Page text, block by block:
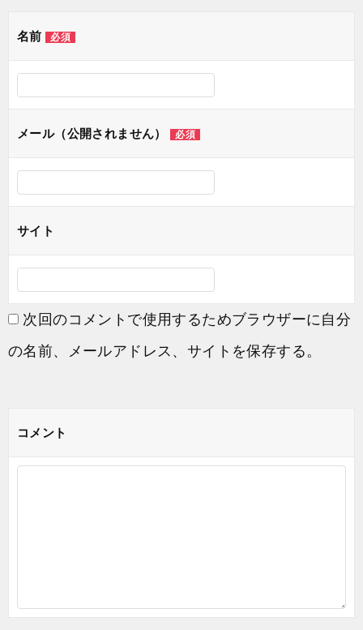
ー
ョ
名前 必須
メール（公開されません） 必須
サイト
次回のコメントで使用するためブラウザーに自分
の名前、メールアドレス、サイトを保存する。
コメント